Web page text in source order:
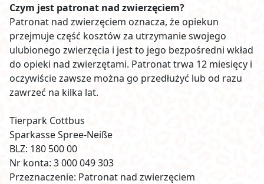
Czym jest patronat nad zwierzęciem?
Patronat nad zwierzęciem oznacza, że opiekun
przejmuje część kosztów za utrzymanie swojego
ulubionego zwierzęcia i jest to jego bezpośredni wkład
do opieki nad zwierzętami. Patronat trwa 12 miesięcy i
oczywiście zawsze można go przedłużyć lub od razu
zawrzeć na kilka lat.
Tierpark Cottbus
Sparkasse Spree-Neiße
BLZ: 180 500 00
Nr konta: 3 000 049 303
Przeznaczenie: Patronat nad zwierzęciem